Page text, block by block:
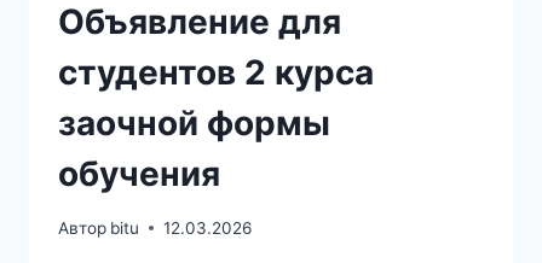
Объявление для
студентов 2 курса
заочной формы
обучения
Автор bitu 12.03.2026